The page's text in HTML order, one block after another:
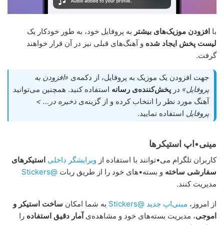
با افزودن موزیک‌های بیشتر به پروفایل خود، به طور خودکار یک
لیست پخش ایجاد شده و آهنگ‌های قبلی نیز در آن قرار خواهند
گرفت.
جهت افزودن یک موزیک به پروفایل، از دکمه‌ی «افزودن به
پروفایل» در پخش‌کننده‌ی رسانه استفاده کنید. همچنین می‌توانید
آهنگ مورد نظر را انتخاب کرده و از گزینه‌ی ذخیره در… >
پروفایل استفاده نمایید.
مینی•اپ استیکرها
کاربران تلگرام می•توانند با استفاده از ویرایشگر داخلی استیکرهای
سفارشی ساخته و بسته•های خود را از طریق ربات @Stickers
مدیریت کنند.
از امروز، مینی‌اپ جدید @Stickers به شما امکان ساخت استیکر و
اموجی، مدیریت بسته‌های خود و مشاهده‌ی آمار دقیق استفاده را